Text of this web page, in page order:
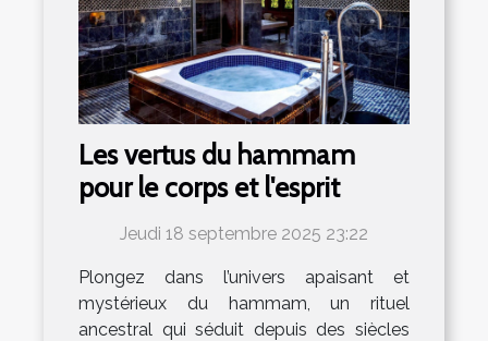
Les vertus du hammam
pour le corps et l'esprit
Jeudi 18 septembre 2025 23:22
Plongez dans l’univers apaisant et
mystérieux du hammam, un rituel
ancestral qui séduit depuis des siècles